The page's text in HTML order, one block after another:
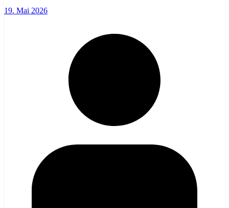
19. Mai 2026